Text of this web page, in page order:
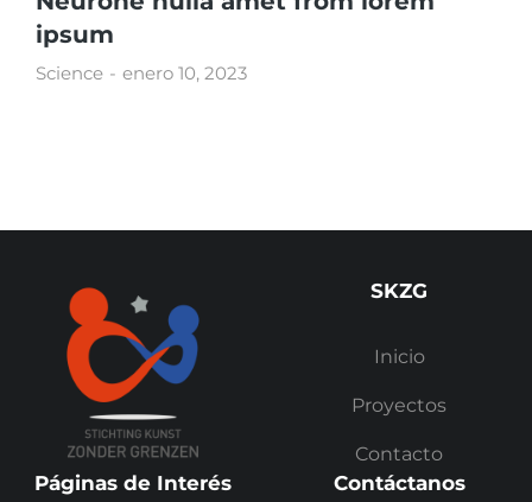
ipsum
Science enero 10, 2023
SKZG
Inicio
Proyectos
Contacto
Páginas de Interés Contáctanos